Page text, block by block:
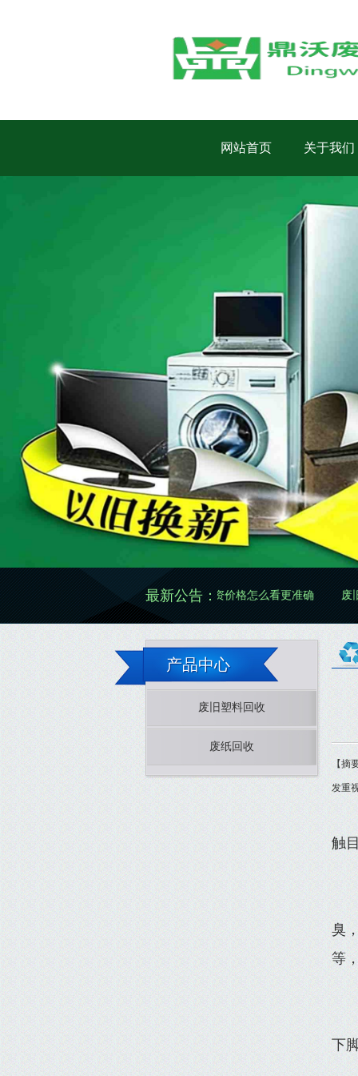
网站首页 关于我们
最新公告：
做更规范有效 废旧物资价格怎么看更准确 废旧物资处置怎
产品中心
废旧塑料回收
废纸回收
【摘
发重
触
臭
等
下